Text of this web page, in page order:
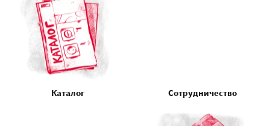
Каталог Сотрудничество